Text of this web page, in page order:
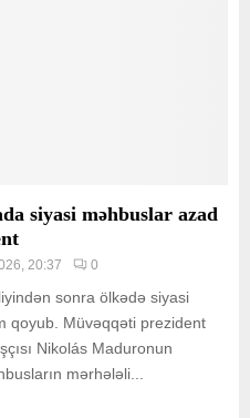
siyasi məhbuslar azad
20:37 0
sonra ölkədə siyasi
qoyub. Müvəqqəti prezident
Nikolás Maduronun
mərhələli...